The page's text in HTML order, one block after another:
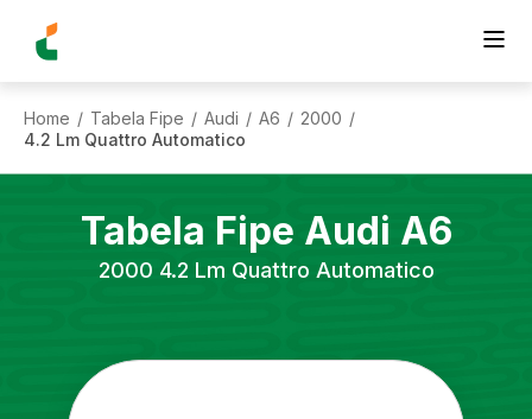
Home / Tabela Fipe / Audi / A6 / 2000 /
4.2 Lm Quattro Automatico
Tabela Fipe Audi A6
2000 4.2 Lm Quattro Automatico